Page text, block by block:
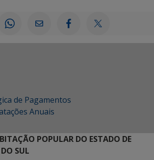
de Pagamentos
Anuais
POPULAR DO ESTADO DE
SUL